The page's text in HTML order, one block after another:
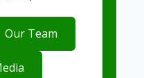
Our Team